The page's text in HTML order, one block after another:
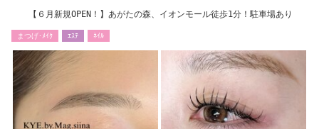
【６月新規OPEN！】あがたの森、イオンモール徒歩1分！駐車場あり
まつげ･ﾒｲｸ ｴｽﾃ ﾈｲﾙ